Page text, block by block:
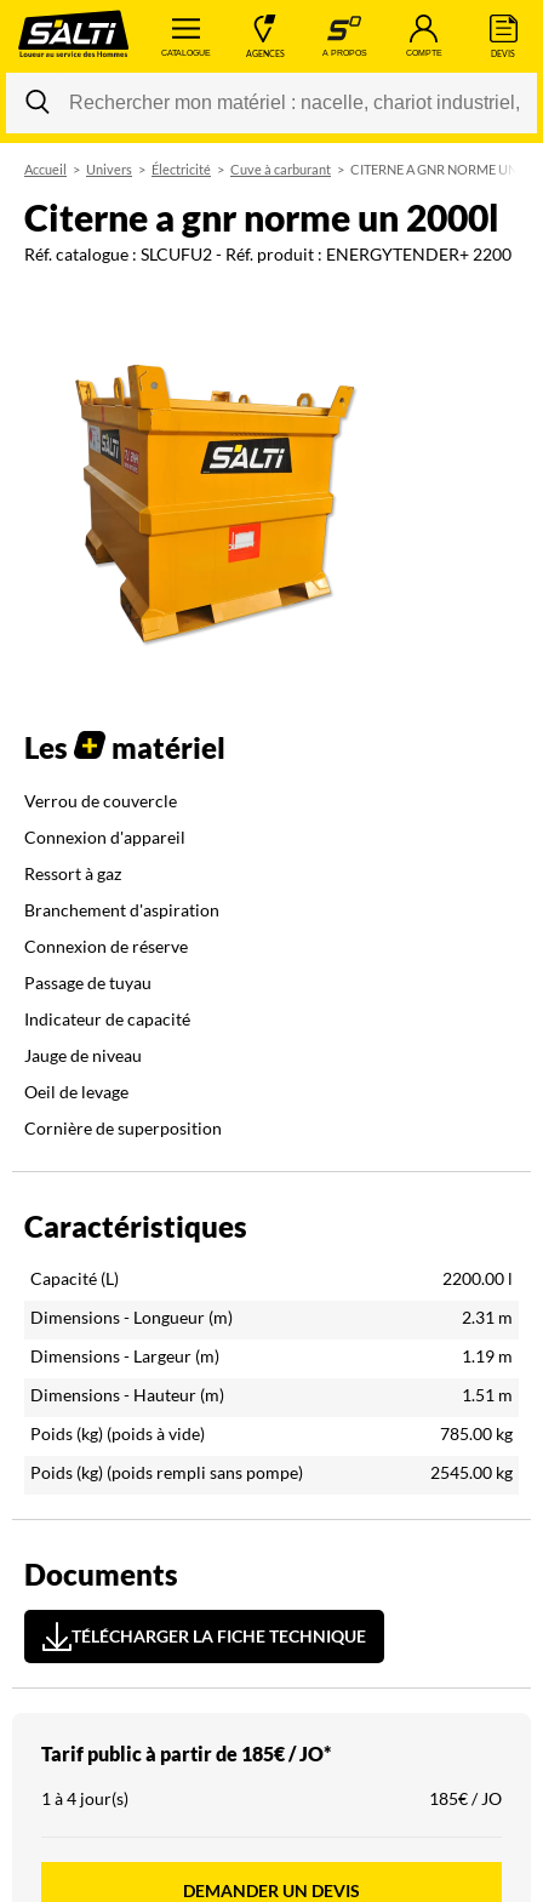
CATALOGUE AGENCES A PROPOS COMPTE DEVIS
Changer
Accueil Univers Électricité Cuve à carburant CITERNE A GNR NORME UN
citerne a gnr norme un 2000l
Réf. catalogue : SLCUFU2- Réf. produit : ENERGYTENDER+ 2200
Les matériel
Verrou de couvercle
Connexion d'appareil
Ressort à gaz
Branchement d'aspiration
Connexion de réserve
Passage de tuyau
Indicateur de capacité
Jauge de niveau
Oeil de levage
Cornière de superposition
Caractéristiques
Capacité (L) 2200.00 l
Dimensions - Longueur (m)
2.31 m
Dimensions - Largeur (m)
1.19 m
Dimensions - Hauteur (m)
1.51 m
Poids (kg) (poids à vide) 785.00 kg
Poids (kg) (poids rempli sans pompe) 2545.00 kg
Documents
TÉLÉCHARGER LA FICHE TECHNIQUE
Tarif public à partir de 185€ / JO*
1 à 4 jour(s) 185€ / JO
DEMANDER UN DEVIS